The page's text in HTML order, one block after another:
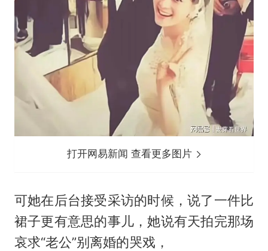
打开网易新闻 查看更多图片
可她在后台接受采访的时候，说了一件比
裙子更有意思的事儿，她说有天拍完那场
哀求“老公”别离婚的哭戏，